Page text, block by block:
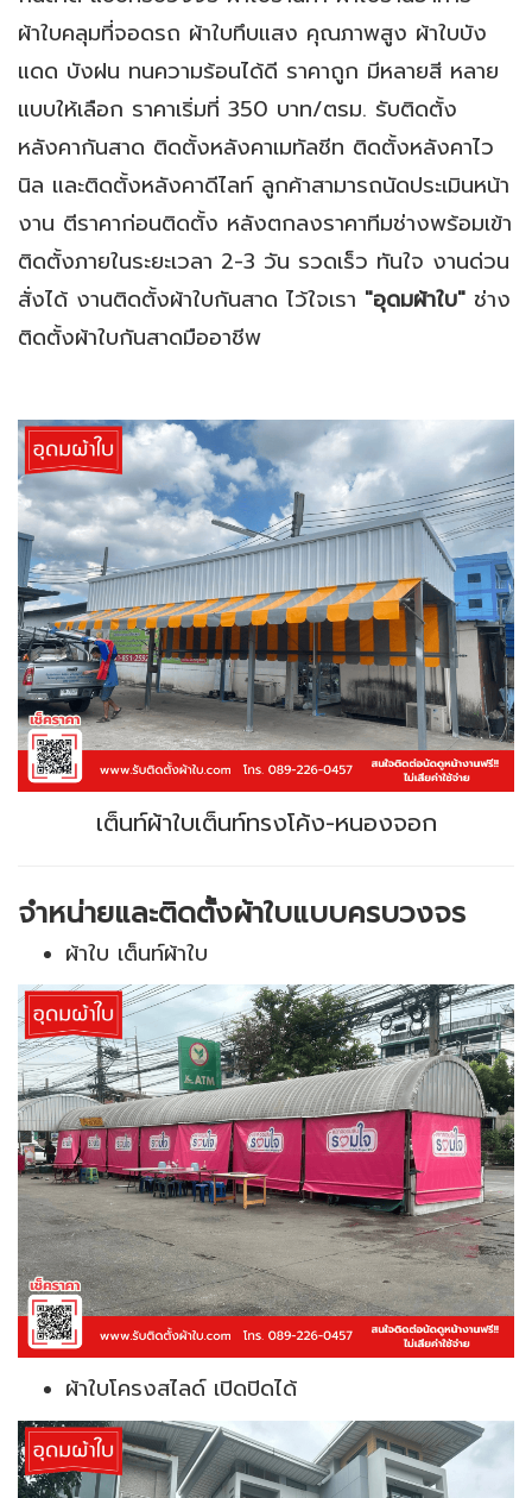
ผ้าใบคลุมที่จอดรถ ผ้าใบทึบแสง คุณภาพสูง ผ้าใบบัง
แดด บังฝน ทนความร้อนได้ดี ราคาถูก มีหลายสี หลาย
แบบให้เลือก ราคาเริ่มที่ 350 บาท/ตรม. รับติดตั้ง
หลังคากันสาด ติดตั้งหลังคาเมทัลชีท ติดตั้งหลังคาไว
นิล และติดตั้งหลังคาดีไลท์ ลูกค้าสามารถนัดประเมินหน้า
งาน ตีราคาก่อนติดตั้ง หลังตกลงราคาทีมช่างพร้อมเข้า
ติดตั้งภายในระยะเวลา 2-3 วัน รวดเร็ว ทันใจ งานด่วน
สั่งได้ งานติดตั้งผ้าใบกันสาด ไว้ใจเรา "อุดมผ้าใบ" ช่าง
ติดตั้งผ้าใบกันสาดมืออาชีพ
เต็นท์ผ้าใบเต็นท์ทรงโค้ง-หนองจอก
จำหน่ายและติดตั้งผ้าใบแบบครบวงจร
ผ้าใบ เต็นท์ผ้าใบ
ผ้าใบโครงสไลด์ เปิดปิดได้